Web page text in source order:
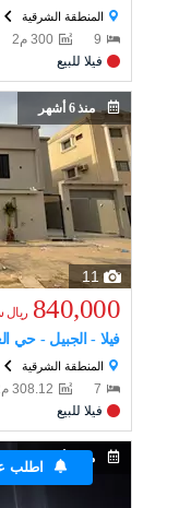
المنطقة الشرقية
9
300 م2
فيلا للبيع
11
منذ 6 أشهر
فيلا - الجبيل - حي
المنطقة الشرقية
840,000 ريال
7
308.12 م
فيلا للبيع
منذ 6 أشهر
اطلب